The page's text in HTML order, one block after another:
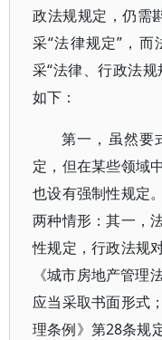
政法规规定，仍需
采“法律规定”，
采“法律、行政法
如下：
第一，虽然要
定，但在某些领域
也设有强制性规定
两种情形：其一，
性规定，行政法规
《城市房地产管理
应当采取书面形式
理条例》第28条规